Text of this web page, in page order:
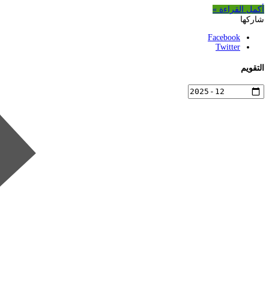
أكمل القراءة »
شاركها
Facebook
Twitter
التقويم